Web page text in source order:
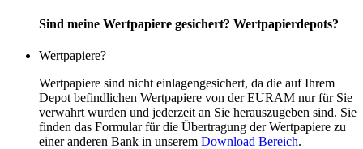
Sind meine Wertpapiere gesichert? Wertpapierdepots?
Wertpapiere?
Wertpapiere sind nicht einlagengesichert, da die auf Ihrem
Depot befindlichen Wertpapiere von der EURAM nur für Sie
verwahrt wurden und jederzeit an Sie herauszugeben sind. Sie
finden das Formular für die Übertragung der Wertpapiere zu
einer anderen Bank in unserem Download Bereich.